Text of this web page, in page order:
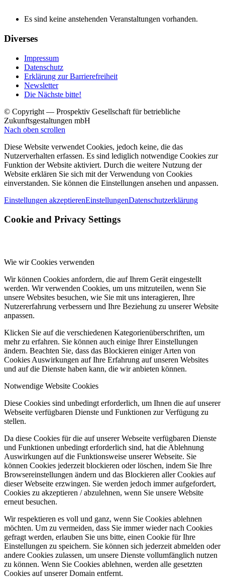
Es sind keine anstehenden Veranstaltungen vorhanden.
Diverses
Impressum
Datenschutz
Erklärung zur Barrierefreiheit
Newsletter
Die Nächste bitte!
© Copyright — Prospektiv Gesellschaft für betriebliche
Zukunftsgestaltungen mbH
Nach oben scrollen
Diese Website verwendet Cookies, jedoch keine, die das
Nutzerverhalten erfassen. Es sind lediglich notwendige Cookies zur
Funktion der Website aktiviert. Durch die weitere Nutzung der
Website erklären Sie sich mit der Verwendung von Cookies
einverstanden. Sie können die Einstellungen ansehen und anpassen.
Einstellungen akzeptierenEinstellungenDatenschutzerklärung
Cookie and Privacy Settings
Wie wir Cookies verwenden
Wir können Cookies anfordern, die auf Ihrem Gerät eingestellt
werden. Wir verwenden Cookies, um uns mitzuteilen, wenn Sie
unsere Websites besuchen, wie Sie mit uns interagieren, Ihre
Nutzererfahrung verbessern und Ihre Beziehung zu unserer Website
anpassen.
Klicken Sie auf die verschiedenen Kategorienüberschriften, um
mehr zu erfahren. Sie können auch einige Ihrer Einstellungen
ändern. Beachten Sie, dass das Blockieren einiger Arten von
Cookies Auswirkungen auf Ihre Erfahrung auf unseren Websites
und auf die Dienste haben kann, die wir anbieten können.
Notwendige Website Cookies
Diese Cookies sind unbedingt erforderlich, um Ihnen die auf unserer
Webseite verfügbaren Dienste und Funktionen zur Verfügung zu
stellen.
Da diese Cookies für die auf unserer Webseite verfügbaren Dienste
und Funktionen unbedingt erforderlich sind, hat die Ablehnung
Auswirkungen auf die Funktionsweise unserer Webseite. Sie
können Cookies jederzeit blockieren oder löschen, indem Sie Ihre
Browsereinstellungen ändern und das Blockieren aller Cookies auf
dieser Webseite erzwingen. Sie werden jedoch immer aufgefordert,
Cookies zu akzeptieren / abzulehnen, wenn Sie unsere Website
erneut besuchen.
Wir respektieren es voll und ganz, wenn Sie Cookies ablehnen
möchten. Um zu vermeiden, dass Sie immer wieder nach Cookies
gefragt werden, erlauben Sie uns bitte, einen Cookie für Ihre
Einstellungen zu speichern. Sie können sich jederzeit abmelden oder
andere Cookies zulassen, um unsere Dienste vollumfänglich nutzen
zu können. Wenn Sie Cookies ablehnen, werden alle gesetzten
Cookies auf unserer Domain entfernt.